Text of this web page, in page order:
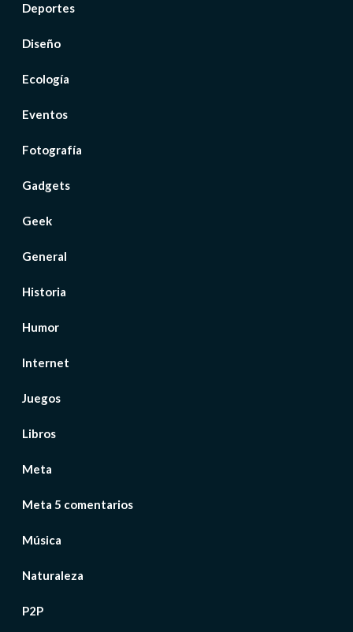
Deportes
Diseño
Ecología
Eventos
Fotografía
Gadgets
Geek
General
Historia
Humor
Internet
Juegos
Libros
Meta
Meta 5 comentarios
Música
Naturaleza
P2P